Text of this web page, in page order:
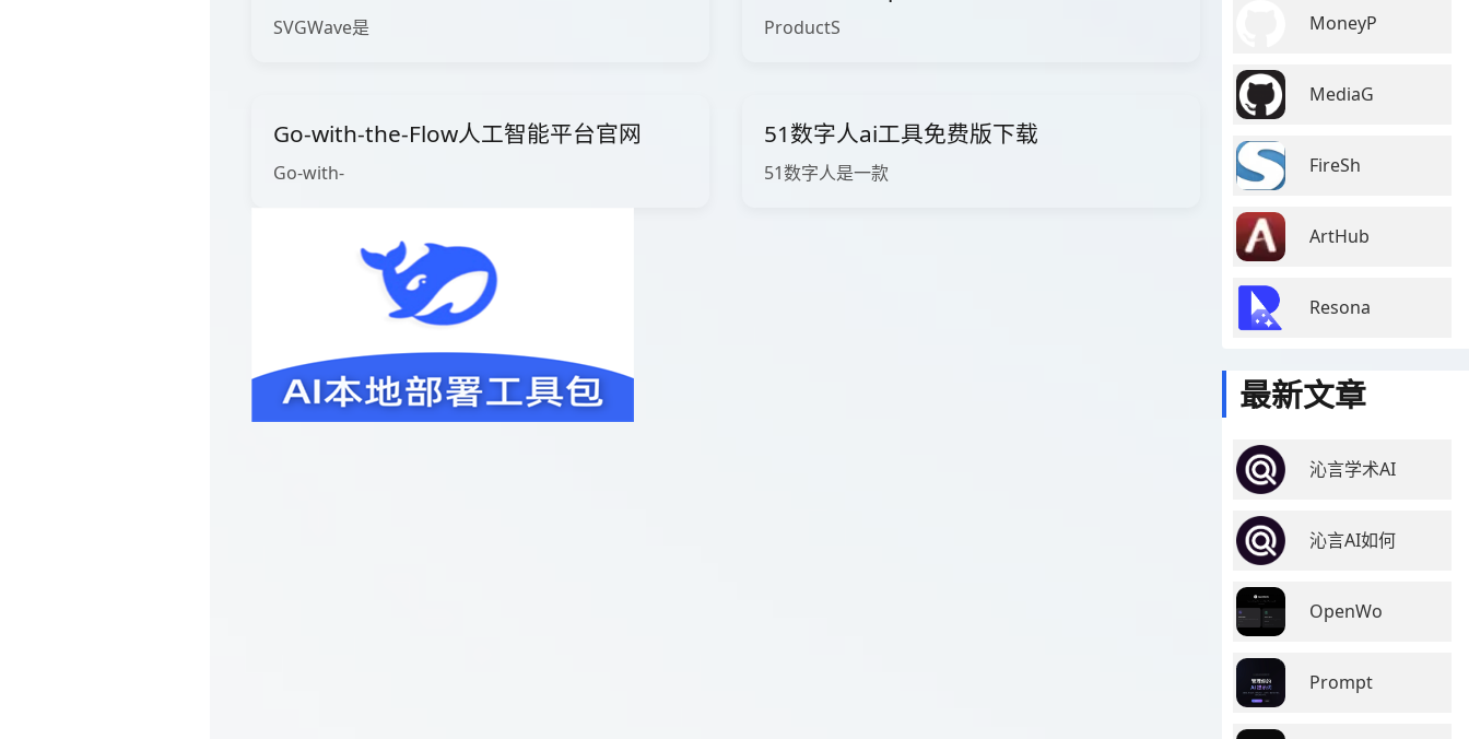
SVGWave是 ProductS
Go-with-the-Flow人工智能平台官网
Go-with-
51数字人ai工具免费版下载
51数字人是一款
MoneyP
MediaG
FireSh
ArtHub
Resona
最新文章
沁言学术AI
沁言AI如何
OpenWo
Prompt